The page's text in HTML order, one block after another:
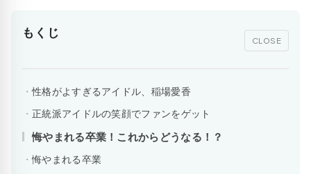
もくじ
CLOSE
性格がよすぎるアイドル、稲場愛香
正統派アイドルの笑顔でファンをゲット
悔やまれる卒業！これからどうなる！？
悔やまれる卒業